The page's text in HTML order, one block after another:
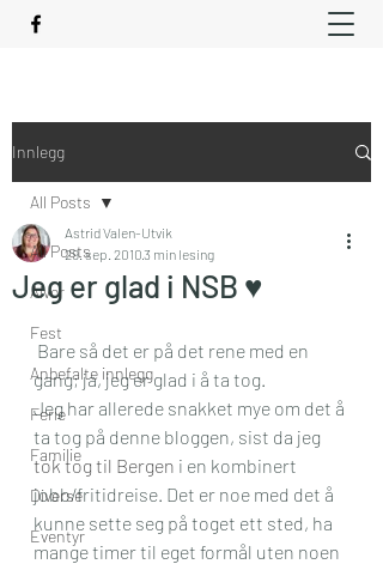
Innlegg
All Posts
Alvor
Fest
Anbefalte innlegg
Ferie
Familie
Diverse
Eventyr
All Posts
Jeg er glad i NSB ♥
Astrid Valen-Utvik
29. sep. 20103 min lesing
gang; ja, jeg er glad i å ta tog.
Jeg har allerede snakket mye om det å
ta tog på denne bloggen, sist da jeg
tok tog til Bergen i en kombinert
jobb/fritidreise. Det er noe med det å
kunne sette seg på toget ett sted, ha
mange timer til eget formål uten noen